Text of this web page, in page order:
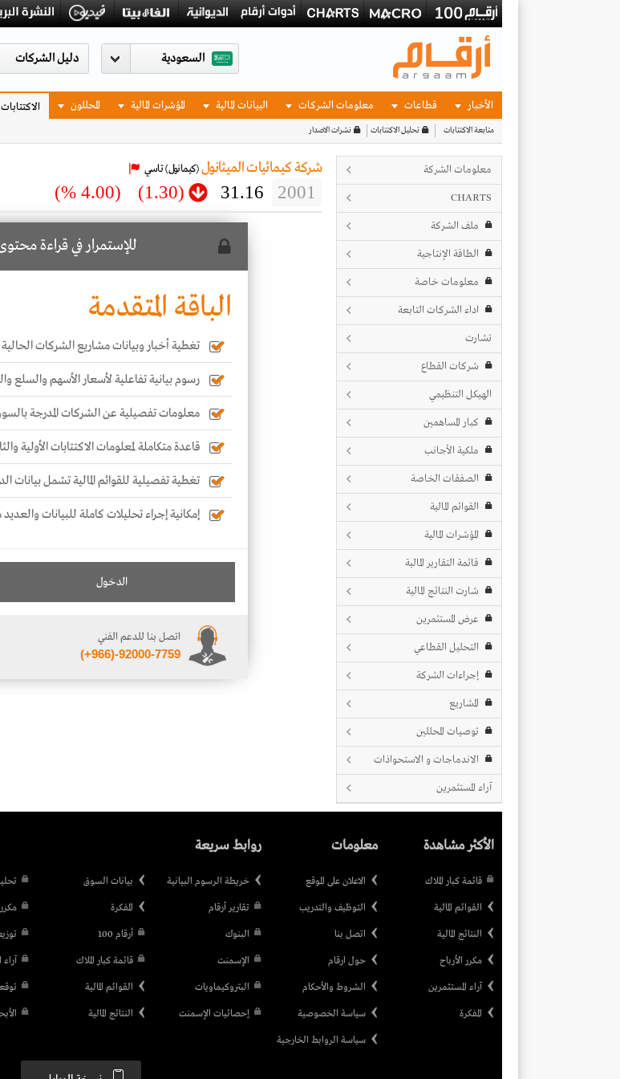
السعودية
الأخبار قطاعات معلومات الشركات البيانات المالية المؤشرات المالية المحللون الاكتتابات
متابعة الاكتتابات تحليل الاكتتابات نشرات الاصدار
معلومات الشركة
CHARTS
ملف الشركة
الطاقة الإنتاجية
معلومات خاصة
اداء الشركات التابعة
تشارت
شركات القطاع
الهيكل التنظيمي
كبار المساهمين
ملكية الأجانب
الصفقات الخاصة
القوائم المالية
المؤشرات المالية
قائمة التقارير المالية
شارت النتائج المالية
عرض المستثمرين
التحليل القطاعي
إجراءات الشركة
المشاريع
توصيات المحللين
الاندماجات و الاستحواذات
آراء المستثمرين
شركة كيمائيات الميثانول (كيمانول)تاسي
2001
31.16
(1.30)
(4.00 %)
للإستمرار في قراءة
الباقة المتقدمة
تغطية أخبار وبيانات مشاريع الشركات الحالية
رسوم بيانية تفاعلية لأسعار الأسهم والسلع
معلومات تفصيلية عن الشركات المدرجة
قاعدة متكاملة لمعلومات الاكتتابات الأولية
تغطية تفصيلية للقوائم المالية تشمل بيانات
إمكانية إجراء تحليلات كاملة للبيانات
الدخول
اتصل بنا للدعم الفني
(+966)-92000-7759
الأكثر مشاهدة
قائمة كبار الملاك
القوائم المالية
النتائج المالية
مكرر الأرباح
آراء المستثمرين
المفكرة
معلومات
الاعلان على الموقع
التوظيف والتدريب
اتصل بنا
حول ارقام
الشروط والأحكام
سياسة الخصوصية
سياسة الروابط الخارجية
روابط سريعة
خريطة الرسوم البيانية
تقارير أرقام
البنوك
الإسمنت
البتروكيماويات
إحصائيات الإسمنت
بيانات السوق
المفكرة
أرقام 100
قائمة كبار الملاك
القوائم المالية
النتائج المالية
آراء